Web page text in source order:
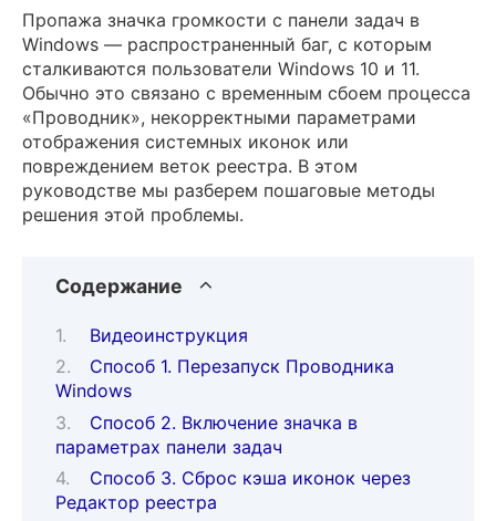
Пропажа значка громкости с панели задач в
Windows — распространенный баг, с которым
сталкиваются пользователи Windows 10 и 11.
Обычно это связано с временным сбоем процесса
«Проводник», некорректными параметрами
отображения системных иконок или
повреждением веток реестра. В этом
руководстве мы разберем пошаговые методы
решения этой проблемы.
Содержание
Видеоинструкция
Способ 1. Перезапуск Проводника
Windows
Способ 2. Включение значка в
параметрах панели задач
Способ 3. Сброс кэша иконок через
Редактор реестра